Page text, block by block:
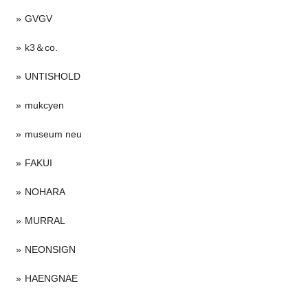
GVGV
k3＆co.
UNTISHOLD
mukcyen
museum neu
FAKUI
NOHARA
MURRAL
NEONSIGN
HAENGNAE